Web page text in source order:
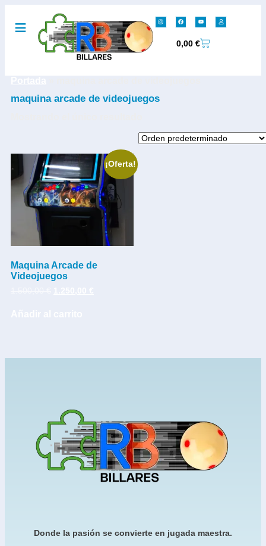
0,00 €
maquina arcade de videojuegos
¡Oferta!
Maquina Arcade de
Videojuegos
Donde la pasión se convierte en jugada maestra.